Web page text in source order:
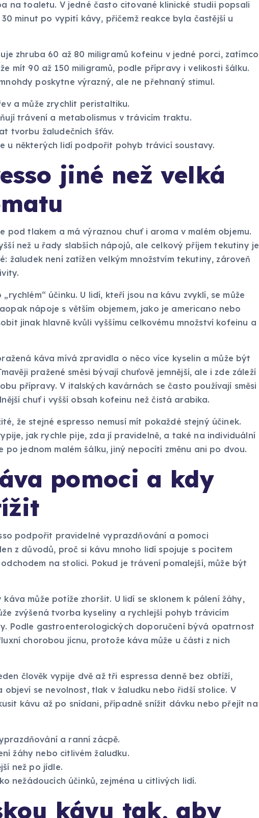
na toaletu. V jedné často citované klinické studii popsali
minut po vypití kávy, přičemž reakce byla častější u
zhruba 60 až 80 miligramů kofeinu v jedné porci, zatímco
mít 90 až 150 miligramů, podle přípravy i velikosti šálku.
poskytne výrazný, ale ne přehnaný stimul.
a může zrychlit peristaltiku.
trávení a metabolismus v trávicím traktu.
tvorbu žaludečních šťáv.
u některých lidí podpořit pohyb trávicí soustavy.
jiné než velká
pod tlakem a má výraznou chuť i aroma v malém objemu.
než u řady slabších nápojů, ale celkový příjem tekutiny je
žaludek není zatížen velkým množstvím tekutiny, zároveň
účinku. U lidí, kteří jsou na kávu zvyklí, se může
nápoje s větším objemem, jako je americano nebo
jinak hlavně kvůli vyššímu celkovému množství kofeinu a
káva mívá zpravidla o něco více kyselin a může být
pražené směsi bývají chuťově jemnější, ale i zde záleží
přípravy. V italských kavárnách se často používají směsi
chuť i vyšší obsah kofeinu než čistá arabika.
že stejné espresso nemusí mít pokaždé stejný účinek.
jak rychle pije, zda jí pravidelně, a také na individuální
jednom malém šálku, jiný nepocítí změnu ani po dvou.
pomoci a kdy
podpořit pravidelné vyprazdňování a pomoci
z důvodů, proč si kávu mnoho lidí spojuje s pocitem
na stolici. Pokud je trávení pomalejší, může být
může potíže zhoršit. U lidí se sklonem k pálení žáhy,
zvýšená tvorba kyseliny a rychlejší pohyb trávicím
Podle gastroenterologických doporučení bývá opatrnost
chorobou jícnu, protože káva může u části z nich
člověk vypije dvě až tři espressa denně bez obtíží,
objeví se nevolnost, tlak v žaludku nebo řidší stolice. V
kávu až po snídani, případně snížit dávku nebo přejít na
a ranní zácpě.
žáhy nebo citlivém žaludku.
než po jídle.
nežádoucích účinků, zejména u citlivých lidí.
kávu tak, aby